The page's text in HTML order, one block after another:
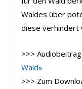
Waldes über
diese verhindert
>>>
Wald»
>>> Zum